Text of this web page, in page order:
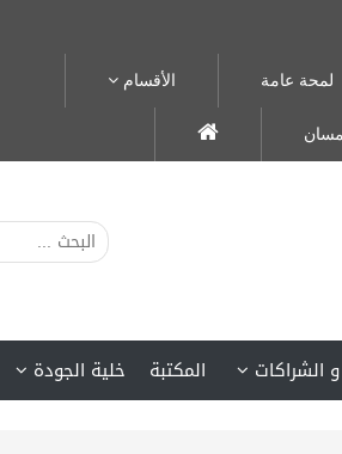
لمحة عامة الأقسام
الشراكات المكتبة خلية الجودة